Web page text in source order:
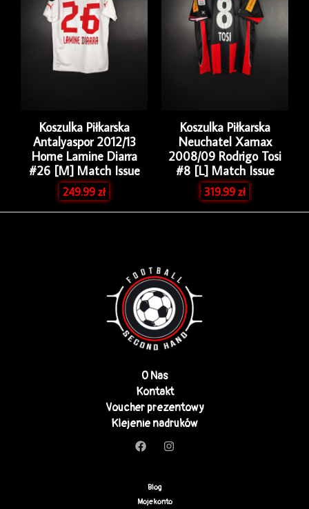
Koszulka Piłkarska
Antalyaspor 2012/13
Home Lamine Diarra
#26 [M] Match Issue
249.99zł
Koszulka Piłkarska
Neuchatel Xamax
2008/09 Rodrigo Tosi
#8 [L] Match Issue
319.99zł
O Nas
Kontakt
Voucher prezentowy
Klejenie nadruków
Blog
Moje konto